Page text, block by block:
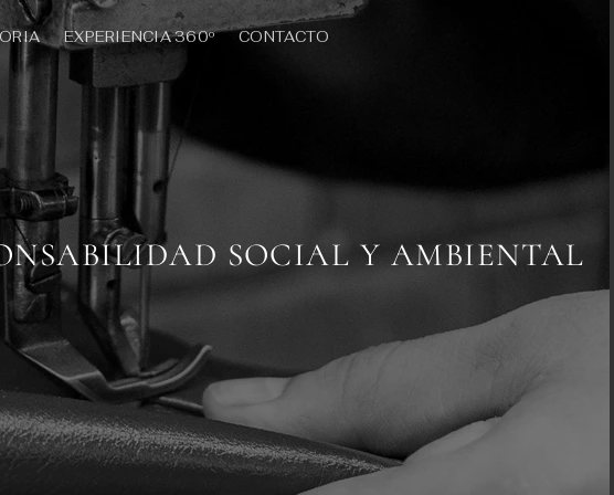
EXPERIENCIA 360º CONTACTO
SOCIAL Y AMBIENTAL